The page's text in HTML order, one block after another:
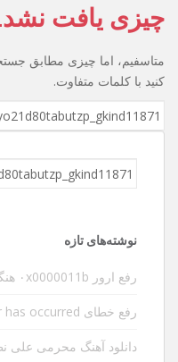
چیزی یافت
متاسفیم، اما چیزی مطابق
کنید با کلمات متفاوت.
Search
for:
Search
نوشته‌های تازه
رفع ارور ۰x0000011b هنگام اتصال به پرینتر در ویندوز
رفع خطای an extended error has occurred ویندوز ۱۱
دانلود آهنگ محرمی علی